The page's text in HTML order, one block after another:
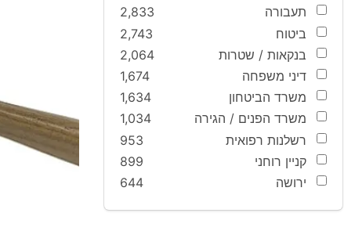
תעבורה
2,833
ביטוח
2,743
בנקאות / שטרות
2,064
דיני משפחה
1,674
משרד הביטחון
1,634
משרד הפנים / הגירה
1,034
רשלנות רפואית
953
קניין רוחני
899
ירושה
644